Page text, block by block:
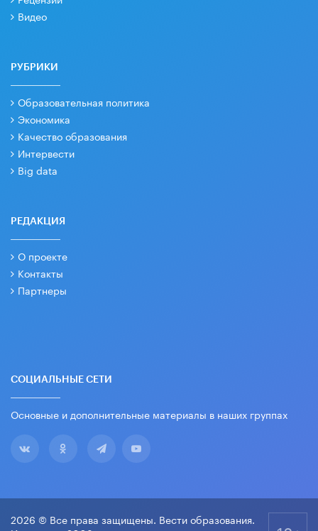
Видео
РУБРИКИ
Образовательная политика
Экономика
Качество образования
Интервести
Big data
РЕДАКЦИЯ
О проекте
Контакты
Партнеры
СОЦИАЛЬНЫЕ СЕТИ
Основные и дополнительные материалы в наших группах
2026 © Все права защищены. Вести образования.